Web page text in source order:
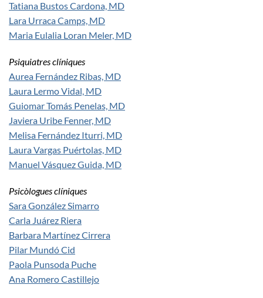
Tatiana Bustos Cardona, MD
Lara Urraca Camps, MD
Maria Eulalia Loran Meler, MD
Psiquiatres clíniques
Aurea Fernández Ribas, MD
Laura Lermo Vidal, MD
Guiomar Tomás Penelas, MD
Javiera Uribe Fenner, MD
Melisa Fernández Iturri, MD
Laura Vargas Puértolas, MD
Manuel Vásquez Guida, MD
Psicòlogues clíniques
Sara González Simarro
Carla Juárez Riera
Barbara Martínez Cirrera
Pilar Mundó Cid
Paola Punsoda Puche
Ana Romero Castillejo